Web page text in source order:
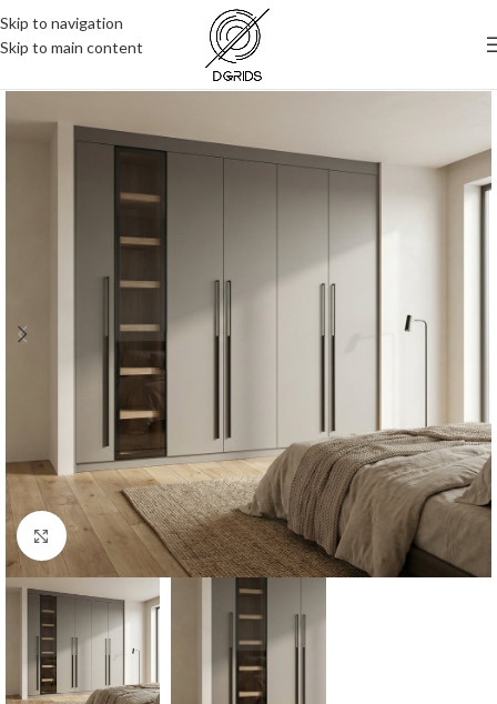
Skip to navigation
Skip to main content
Click to enlarge